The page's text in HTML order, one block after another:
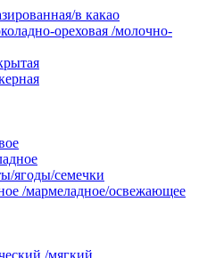
в какао
ореховая /молочно-
ягоды/семечки
/мармеладное/освежающее
/мягкий